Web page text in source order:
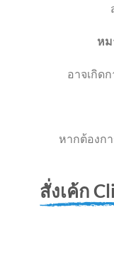
หม
อาจเกิด
หากต้องก
สั่งเค้ก